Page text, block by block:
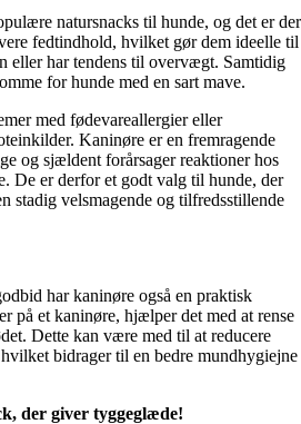
natursnacks til hunde, og det er der
fedtindhold, hvilket gør dem ideelle til
eller har tendens til overvægt. Samtidig
for hunde med en sart mave.
med fødevareallergier eller
Kaninøre er en fremragende
og sjældent forårsager reaktioner hos
De er derfor et godt valg til hunde, der
stadig velsmagende og tilfredsstillende
har kaninøre også en praktisk
på et kaninøre, hjælper det med at rense
Dette kan være med til at reducere
bidrager til en bedre mundhygiejne
der giver tyggeglæde!